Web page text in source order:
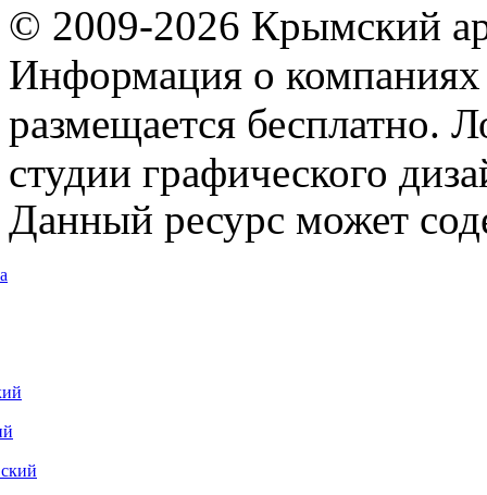
© 2009-2026 Крымский
Информация о компаниях
размещается бесплатно.
студии графического
Данный ресурс может